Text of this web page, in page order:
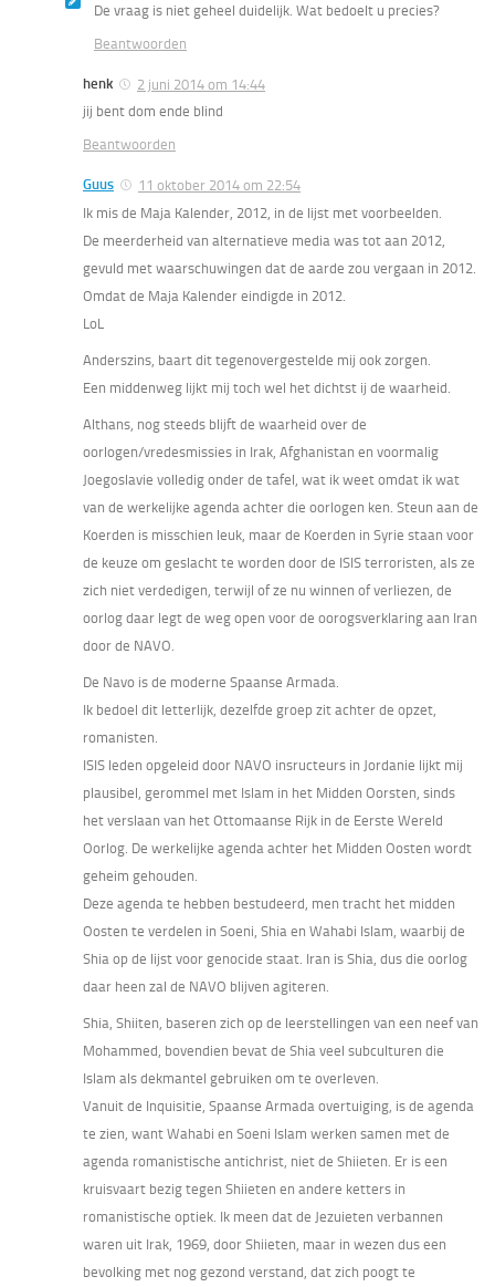
De vraag is niet geheel duidelijk. Wat bedoelt u precies?
Beantwoorden
henk
2 juni 2014 om 14:44
jij bent dom ende blind
Beantwoorden
Guus
11 oktober 2014 om 22:54
Ik mis de Maja Kalender, 2012, in de lijst met voorbeelden.
De meerderheid van alternatieve media was tot aan 2012,
gevuld met waarschuwingen dat de aarde zou vergaan in 2012.
Omdat de Maja Kalender eindigde in 2012.
LoL
Anderszins, baart dit tegenovergestelde mij ook zorgen.
Een middenweg lijkt mij toch wel het dichtst ij de waarheid.
Althans, nog steeds blijft de waarheid over de
oorlogen/vredesmissies in Irak, Afghanistan en voormalig
Joegoslavie volledig onder de tafel, wat ik weet omdat ik wat
van de werkelijke agenda achter die oorlogen ken. Steun aan de
Koerden is misschien leuk, maar de Koerden in Syrie staan voor
de keuze om geslacht te worden door de ISIS terroristen, als ze
zich niet verdedigen, terwijl of ze nu winnen of verliezen, de
oorlog daar legt de weg open voor de oorogsverklaring aan Iran
door de NAVO.
De Navo is de moderne Spaanse Armada.
Ik bedoel dit letterlijk, dezelfde groep zit achter de opzet,
romanisten.
ISIS leden opgeleid door NAVO insructeurs in Jordanie lijkt mij
plausibel, gerommel met Islam in het Midden Oorsten, sinds
het verslaan van het Ottomaanse Rijk in de Eerste Wereld
Oorlog. De werkelijke agenda achter het Midden Oosten wordt
geheim gehouden.
Deze agenda te hebben bestudeerd, men tracht het midden
Oosten te verdelen in Soeni, Shia en Wahabi Islam, waarbij de
Shia op de lijst voor genocide staat. Iran is Shia, dus die oorlog
daar heen zal de NAVO blijven agiteren.
Shia, Shiiten, baseren zich op de leerstellingen van een neef van
Mohammed, bovendien bevat de Shia veel subculturen die
Islam als dekmantel gebruiken om te overleven.
Vanuit de Inquisitie, Spaanse Armada overtuiging, is de agenda
te zien, want Wahabi en Soeni Islam werken samen met de
agenda romanistische antichrist, niet de Shiieten. Er is een
kruisvaart bezig tegen Shiieten en andere ketters in
romanistische optiek. Ik meen dat de Jezuieten verbannen
waren uit Irak, 1969, door Shiieten, maar in wezen dus een
bevolking met nog gezond verstand, dat zich poogt te